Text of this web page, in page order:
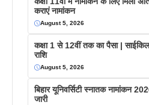
कराएं नामांकन
August 5, 2026
कक्षा 1 से 12वीं तक का पैसा | साईकिल
राशि
August 5, 2026
बिहार यूनिवर्सिटी स्नातक नामांकन
जारी